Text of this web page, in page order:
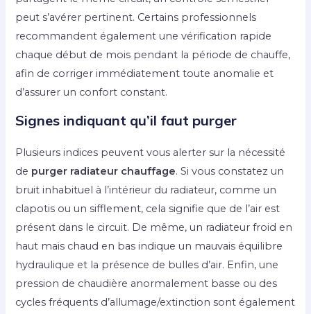
peut s’avérer pertinent. Certains professionnels
recommandent également une vérification rapide
chaque début de mois pendant la période de chauffe,
afin de corriger immédiatement toute anomalie et
d’assurer un confort constant.
Signes indiquant qu’il faut purger
Plusieurs indices peuvent vous alerter sur la nécessité
de purger radiateur chauffage. Si vous constatez un
bruit inhabituel à l’intérieur du radiateur, comme un
clapotis ou un sifflement, cela signifie que de l’air est
présent dans le circuit. De même, un radiateur froid en
haut mais chaud en bas indique un mauvais équilibre
hydraulique et la présence de bulles d’air. Enfin, une
pression de chaudière anormalement basse ou des
cycles fréquents d’allumage/extinction sont également